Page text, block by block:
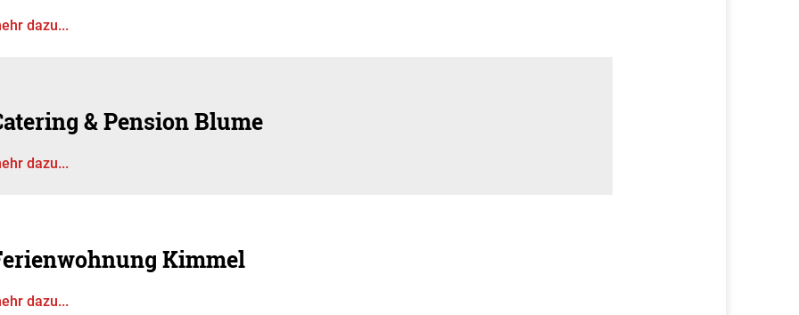
dazu...
& Pension Blume
dazu...
Kimmel
dazu...